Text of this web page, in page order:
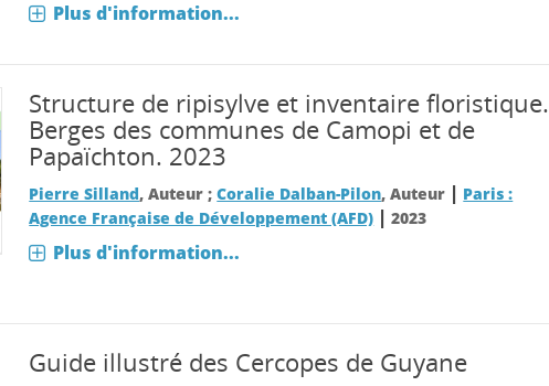
Plus d'information...
Structure de ripisylve et inventaire floristique.
Berges des communes de Camopi et de
Papaïchton. 2023
Pierre Silland, Auteur ;Coralie Dalban-Pilon, Auteur | Paris :
Agence Française de Développement (AFD) |2023
Plus d'information...
Guide illustré des Cercopes de Guyane